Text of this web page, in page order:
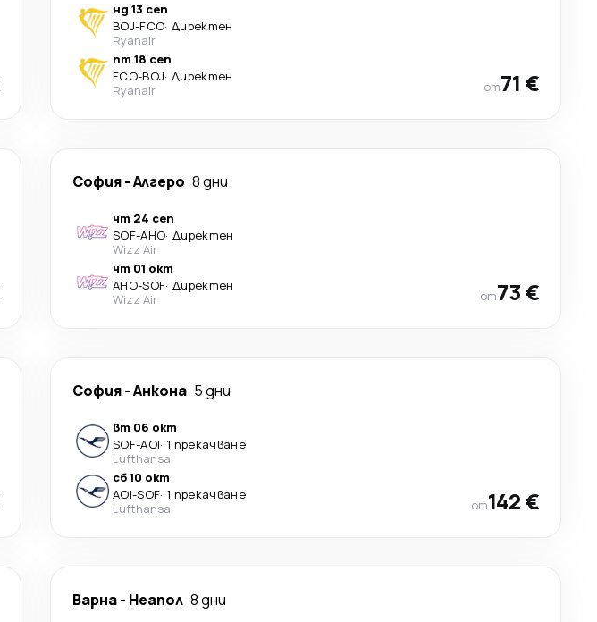
нд 13 сеп
BOJ-FCO· Директен
Ryanair
пт 18 сеп
FCO-BOJ· Директен
Ryanair
от71 €
София-Алгеро 8 дни
чт 24 сеп
SOF-AHO· Директен
Wizz Air
чт 01 окт
AHO-SOF· Директен
Wizz Air
от73 €
София-Анкона 5 дни
вт 06 окт
SOF-AOI· 1 прекачване
Lufthansa
сб 10 окт
AOI-SOF· 1 прекачване
Lufthansa
от142 €
Варна- Неапол 8 дни